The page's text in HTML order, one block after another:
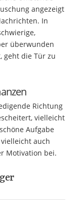
angezeigt
In
überwunden
geht die Tür zu
Richtung
vielleicht
Aufgabe
auch
Motivation bei.